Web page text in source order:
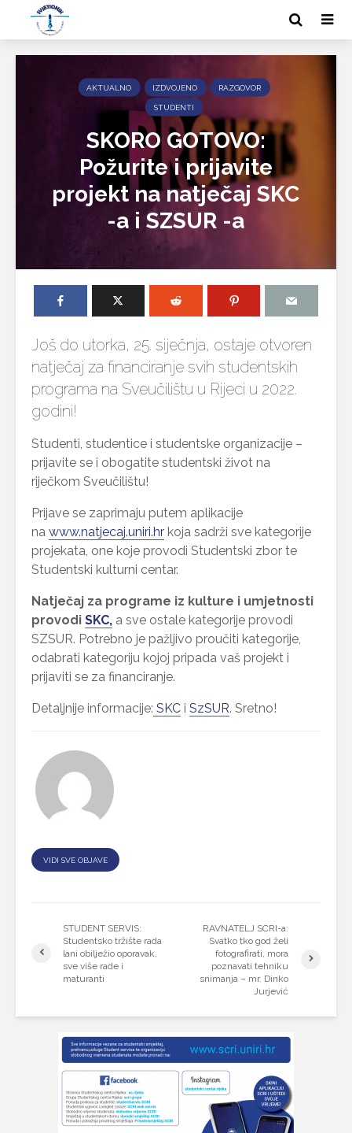
AKTUALNO IZDVOJENO RAZGOVOR
STUDENTI
SKORO GOTOVO:
Požurite i prijavite
projekt na natječaj SKC
-a i SZSUR -a
Još do utorka, 25. siječnja, ostaje otvoren
natječaj za financiranje svih studentskih
programa na Sveučilištu u Rijeci u 2022.
godini!
Studenti, studentice i studentske organizacije –
prijavite se i obogatite studentski život na
riječkom Sveučilištu!
Prijave se zaprimaju putem aplikacije
na www.natjecaj.uniri.hr koja sadrži sve kategorije
projekata, one koje provodi Studentski zbor te
Studentski kulturni centar.
Natječaj za programe iz kulture i umjetnosti
provodi SKC, a sve ostale kategorije provodi
SZSUR. Potrebno je pažljivo proučiti kategorije,
odabrati kategoriju kojoj pripada vaš projekt i
prijaviti se za financiranje.
Detaljnije informacije: SKC i SzSUR. Sretno!
VIDI SVE OBJAVE
STUDENT SERVIS:
Studentsko tržište rada
lani obilježio oporavak,
sve više rade i
maturanti
RAVNATELJ SCRI-a:
Svatko tko god želi
fotografirati, mora
poznavati tehniku
snimanja – mr. Dinko
Jurjević